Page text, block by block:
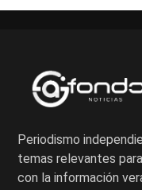
Periodismo
temas relevantes
con la información